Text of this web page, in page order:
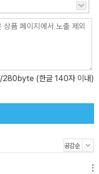
/280byte (한글 140자 이내)